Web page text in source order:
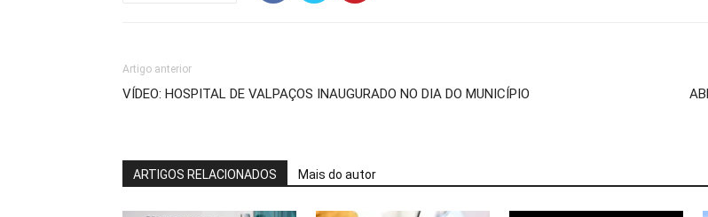
Artigo anterior
VÍDEO: HOSPITAL DE VALPAÇOS INAUGURADO NO DIA DO MUNICÍPIO
ARTIGOS RELACIONADOS Mais do autor